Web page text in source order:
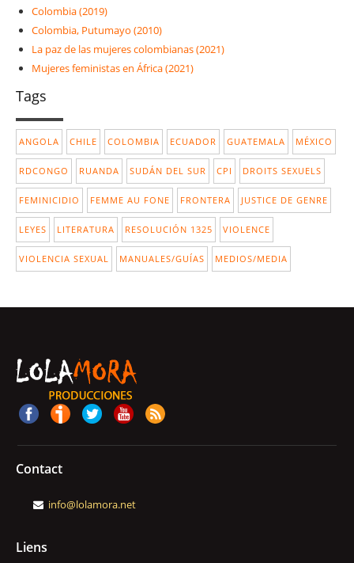
Colombia (2019)
Colombia, Putumayo (2010)
La paz de las mujeres colombianas (2021)
Mujeres feministas en África (2021)
Tags
ANGOLA CHILE COLOMBIA ECUADOR GUATEMALA MÉXICO
RDCONGO RUANDA SUDÁN DEL SUR CPI DROITS SEXUELS
FEMINICIDIO FEMME AU FONE FRONTERA JUSTICE DE GENRE
LEYES LITERATURA RESOLUCIÓN 1325 VIOLENCE
VIOLENCIA SEXUAL MANUALES/GUÍAS MEDIOS/MEDIA
Contact
info@lolamora.net
Liens